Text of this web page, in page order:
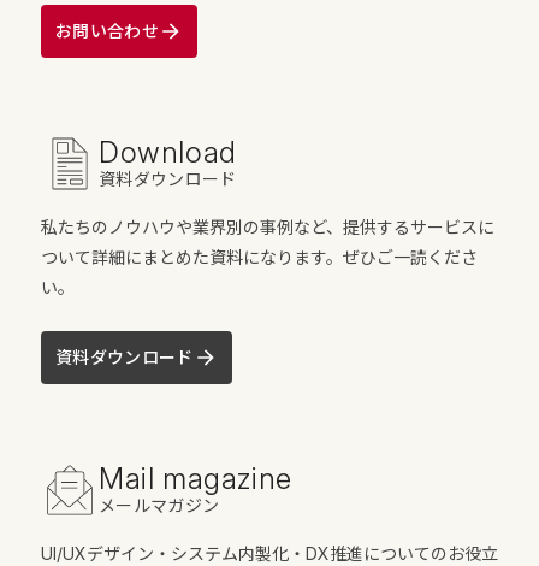
お問い合わせ
Download
資料ダウンロード
私たちのノウハウや業界別の事例など、提供するサービスに
ついて詳細にまとめた資料になります。ぜひご一読くださ
い。
資料ダウンロード
Mail magazine
メールマガジン
UI/UXデザイン・システム内製化・DX推進についてのお役立